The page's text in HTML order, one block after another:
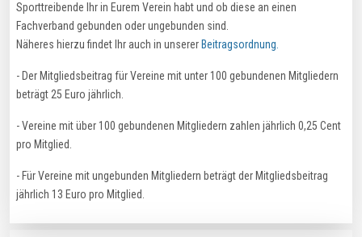
Sporttreibende Ihr in Eurem Verein habt und ob diese an einen
Fachverband gebunden oder ungebunden sind.
Näheres hierzu findet Ihr auch in unserer Beitragsordnung.
- Der Mitgliedsbeitrag für Vereine mit unter 100 gebundenen Mitgliedern
beträgt 25 Euro jährlich.
- Vereine mit über 100 gebundenen Mitgliedern zahlen jährlich 0,25 Cent
pro Mitglied.
- Für Vereine mit ungebunden Mitgliedern beträgt der Mitgliedsbeitrag
jährlich 13 Euro pro Mitglied.